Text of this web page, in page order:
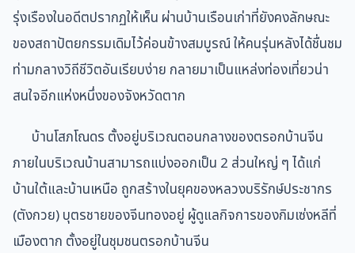
รุ่งเรืองในอดีตปรากฏให้เห็น ผ่านบ้านเรือนเก่าที่ยังคงลักษณะ
ของสถาปัตยกรรมเดิมไว้ค่อนข้างสมบูรณ์ ให้คนรุ่นหลังได้ชื่นชม
ท่ามกลางวิถีชีวิตอันเรียบง่าย กลายมาเป็นแหล่งท่องเที่ยวน่า
สนใจอีกแห่งหนึ่งของจังหวัดตาก
บ้านโสภโณดร ตั้งอยู่บริเวณตอนกลางของตรอกบ้านจีน
ภายในบริเวณบ้านสามารถแบ่งออกเป็น 2 ส่วนใหญ่ ๆ ได้แก่
บ้านใต้และบ้านเหนือ ถูกสร้างในยุคของหลวงบริรักษ์ประชากร
(ตังกวย) บุตรชายของจีนทองอยู่ ผู้ดูแลกิจการของกิมเซ่งหลีที่
เมืองตาก ตั้งอยู่ในชุมชนตรอกบ้านจีน